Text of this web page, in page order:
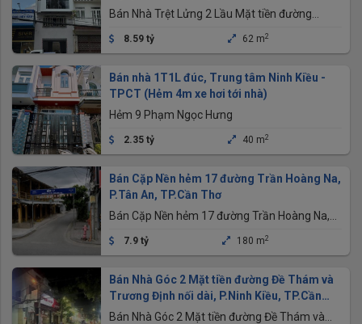
Khế
Bán Nhà Trệt Lửng 2 Lầu Mặt tiền đường
8.59 tỷ 62 m2
Bán nhà 1T1L đúc, Trung tâm Ninh Kiều -
TPCT (Hẻm 4m xe hơi tới nhà)
Hẻm 9 Phạm Ngọc Hưng
2.35 tỷ 40 m2
Bán Cặp Nền hẻm 17 đường Trần Hoàng Na,
P.Tân An, TP.Cần Thơ
Bán Cặp Nền hẻm 17 đường Trần Hoàng Na,
7.9 tỷ 180 m2
Bán Nhà Góc 2 Mặt tiền đường Đề Thám và
Trương Định nối dài, P.Ninh Kiều, TP.Cần
Thơ
Bán Nhà Góc 2 Mặt tiền đường Đề Thám và